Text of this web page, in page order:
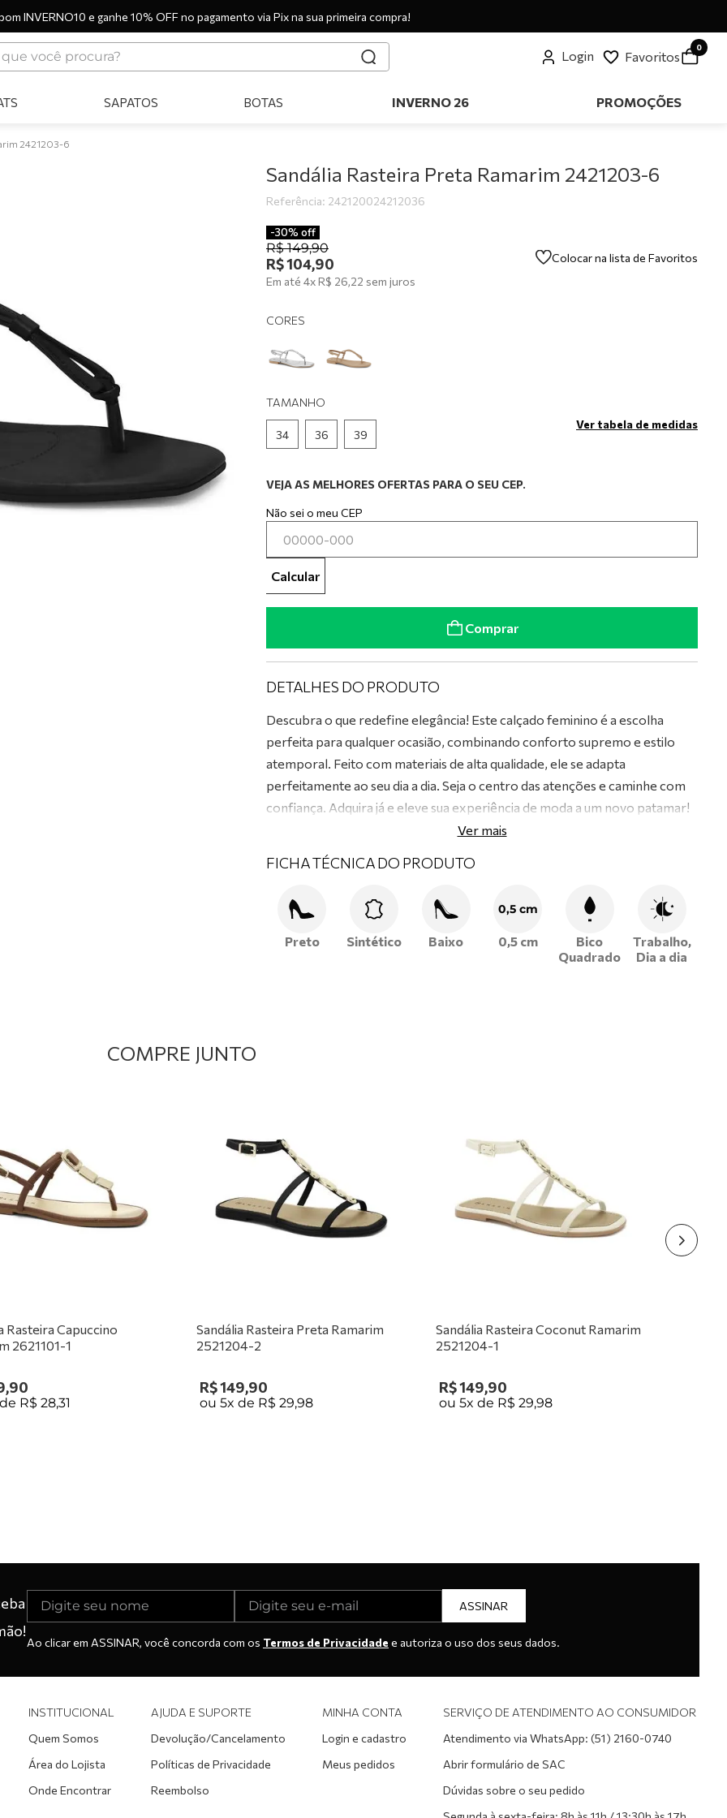
INVERNO10 e ganhe 10% OFF no pagamento via Pix na sua primeira compra!
você procura? Login Favoritos
0
SAPATOS BOTAS INVERNO 26 PROMOÇÕES
2421203-6
Sandália Rasteira Preta Ramarim 2421203-6
Referência: 242120024212036
-30% off
R$ 149,90
R$104,90
Em até 4xR$ 26,22 sem juros
Colocar na lista de Favoritos
CORES
TAMANHO
34 36 39
Ver tabela de medidas
VEJA AS MELHORES OFERTAS PARA O SEU CEP.
Não sei o meu CEP
Calcular
Comprar
DETALHES DO PRODUTO
Descubra o que redefine elegância! Este calçado feminino é a escolha
perfeita para qualquer ocasião, combinando conforto supremo e estilo
atemporal. Feito com materiais de alta qualidade, ele se adapta
perfeitamente ao seu dia a dia. Seja o centro das atenções e caminhe com
confiança. Adquira já e eleve sua experiência de moda a um novo patamar!
Ver mais
FICHA TÉCNICA DO PRODUTO
Preto Sintético Baixo
0,5 cm
0,5 cm
Bico
Quadrado
Trabalho,
Dia a dia
COMPRE JUNTO
Rasteira Capuccino
2621101-1
,90
R$ 28,31
Sandália Rasteira Preta Ramarim
2521204-2
R$149,90
ou5x de R$ 29,98
Sandália Rasteira Coconut Ramarim
2521204-1
R$149,90
ou5x de R$ 29,98
ASSINAR
Ao clicar em ASSINAR, você concorda com os Termos de Privacidade e autoriza o uso dos seus dados.
INSTITUCIONAL
Quem Somos
Área do Lojista
Onde Encontrar
AJUDA E SUPORTE
Devolução/Cancelamento
Políticas de Privacidade
Reembolso
MINHA CONTA
Login e cadastro
Meus pedidos
SERVIÇO DE ATENDIMENTO AO CONSUMIDOR
Atendimento via WhatsApp: (51) 2160-0740
Abrir formulário de SAC
Dúvidas sobre o seu pedido
bota
mocassim
tênis branco
tênis preto